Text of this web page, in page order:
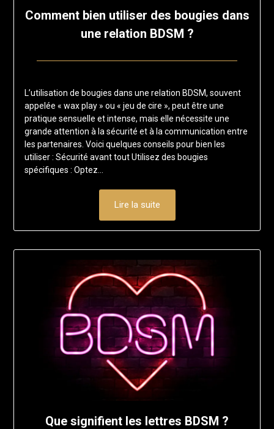
Comment bien utiliser des bougies dans
une relation BDSM ?
26
septembre
2024
L’utilisation de bougies dans une relation BDSM, souvent
appelée « wax play » ou « jeu de cire », peut être une
pratique sensuelle et intense, mais elle nécessite une
grande attention à la sécurité et à la communication entre
les partenaires. Voici quelques conseils pour bien les
utiliser : Sécurité avant tout Utilisez des bougies
spécifiques : Optez…
Lire la suite
Que signifient les lettres BDSM ?